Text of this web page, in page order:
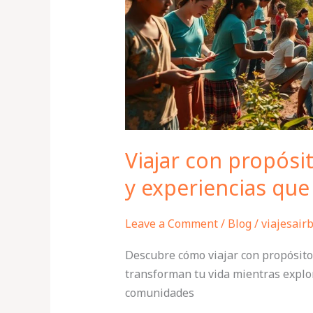
Viajar con
y experiencias
Leave a Comment/ Blog/
Descubre cómo viajar con
transforman tu vida mientras
comunidades
que
transforman